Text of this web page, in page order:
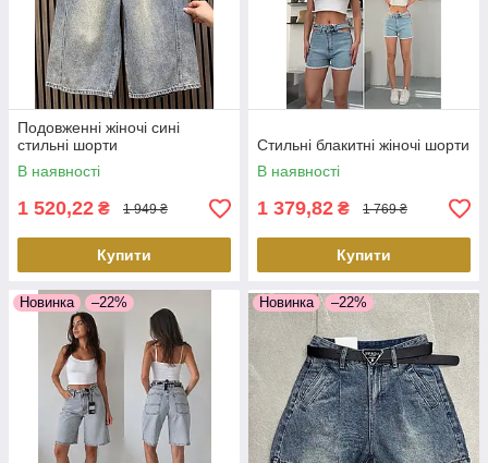
Подовженні жіночі сині
стильні шорти
В наявності
1 520,22 ₴ 1 949 ₴
Купити
Стильні блакитні жіночі шорти
В наявності
1 379,82 ₴ 1 769 ₴
Купити
Новинка –22% Новинка –22%